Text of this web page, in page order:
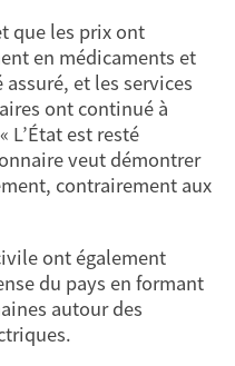
que les prix ont
en médicaments et
et les services
ont continué à
L’État est resté
veut démontrer
contrairement aux
ont également
du pays en formant
autour des